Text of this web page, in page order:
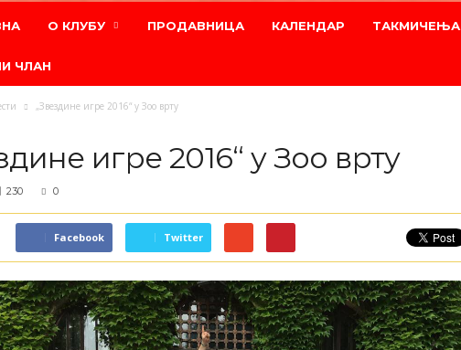
О КЛУБУ ПРОДАВНИЦА КАЛЕНДАР ТАКМИЧЕЊА
ЧЛАН
„Звездине игре 2016“ у Зоо врту
игре 2016“ у Зоо врту
230 0
Facebook Twitter